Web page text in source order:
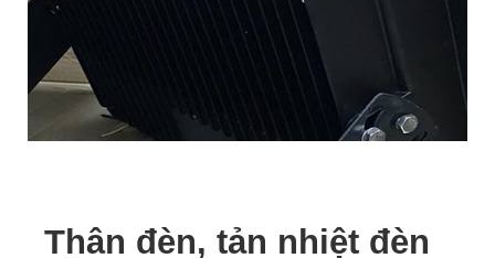
Thân đèn, tản nhiệt đèn